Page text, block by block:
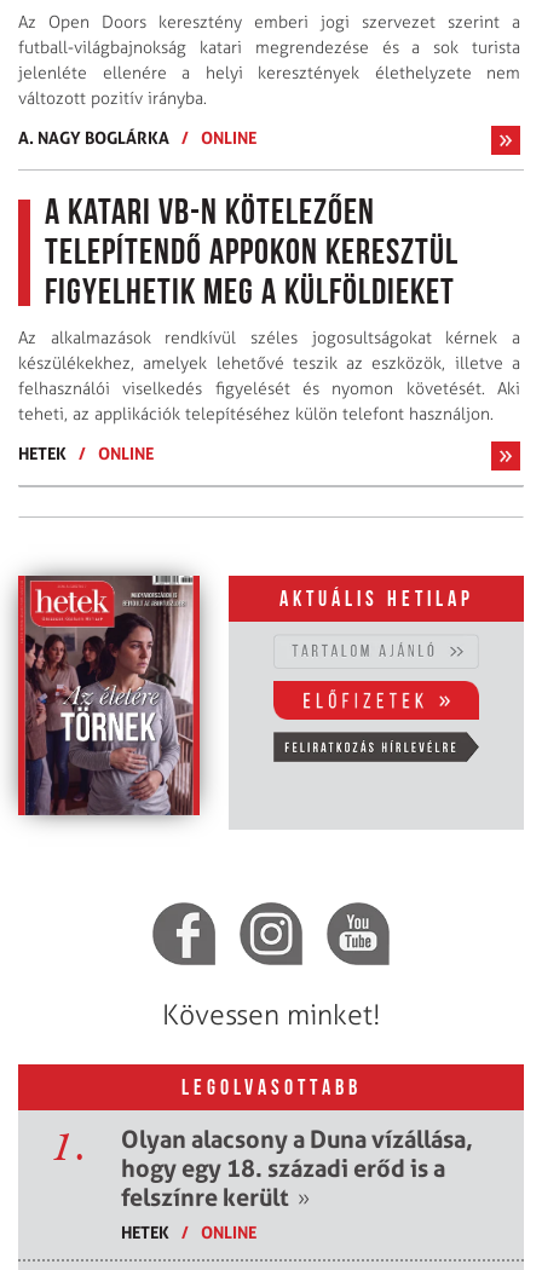
Az Open Doors keresztény emberi jogi szervezet szerint a
futball-világbajnokság katari megrendezése és a sok turista
jelenléte ellenére a helyi keresztények élethelyzete nem
változott pozitív irányba.
A. NAGY BOGLÁRKA / ONLINE
A katari vb-n kötelezően
telepítendő appokon keresztül
figyelhetik meg a külföldieket
Az alkalmazások rendkívül széles jogosultságokat kérnek a
készülékekhez, amelyek lehetővé teszik az eszközök, illetve a
felhasználói viselkedés figyelését és nyomon követését. Aki
teheti, az applikációk telepítéséhez külön telefont használjon.
HETEK / ONLINE
Aktuális hetilap
Kövessen minket!
LEGOLVASOTTABB
1.
Olyan alacsony a Duna vízállása,
hogy egy 18. századi erőd is a
felszínre került »
HETEK / ONLINE